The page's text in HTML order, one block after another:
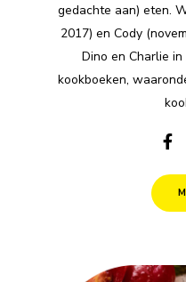
gedachte aan) eten.
2017) en Cody
Dino en Charlie
kookboeken,